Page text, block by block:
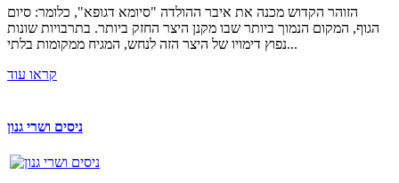
הזוהר הקדוש מכנה את איבר ההולדה "סיומא דגופא", כלומר: סיום
הגוף, המקום הנמוך ביותר שבו מקנן היצר החזק ביותר. בתרבויות שונות
נפוץ דימויו של היצר הזה לנחש, המגיח ממקומות בלתי...
קראו עוד
ניסים ושרי גנון